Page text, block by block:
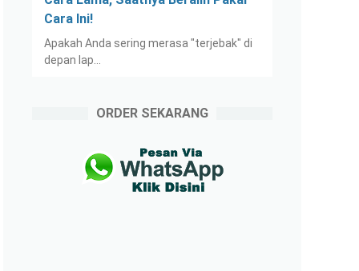
Cara Ini!
Apakah Anda sering merasa "terjebak" di
depan lap…
ORDER SEKARANG